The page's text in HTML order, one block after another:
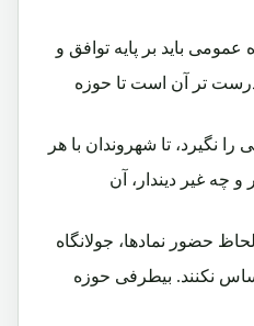
باید بر پایه توافق و
درست تر آن است تا حوزه
نگیرد، تا شهروندان با هر
و چه غیر دیندار، آن
حضور نمادها، جولانگاه
نکنند. بیطرفی حوزه